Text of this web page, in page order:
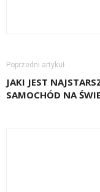
Poprzedni artykuł
JAKI JEST
SAMOCHÓD NA